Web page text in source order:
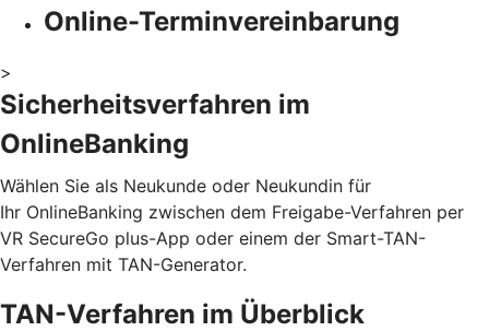
Online-Terminvereinbarung
>
Sicherheitsverfahren im
OnlineBanking
Wählen Sie als Neukunde oder Neukundin für
Ihr OnlineBanking zwischen dem Freigabe-Verfahren per
VR SecureGo plus-App oder einem der Smart-TAN-
Verfahren mit TAN-Generator.
TAN-Verfahren im Überblick